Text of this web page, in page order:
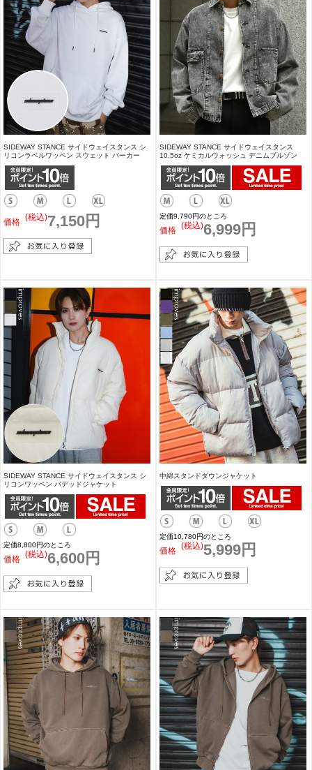
SIDEWAY STANCE サイドウェイスタンス シ
リコンラベルワッペン スウェット パーカー
価格 7,150円
(税込)
SIDEWAY STANCE サイドウェイスタンス
10.5oz ケミカルウォッシュ デニムブルゾン
定価9,790円のところ
価格 6,999円
(税込)
SIDEWAY STANCE サイドウェイスタンス シ
リコンワッペン パデッドジャケット
定価8,800円のところ
価格 6,600円
(税込)
中綿スタンドダウンジャケット
定価10,780円のところ
価格 5,999円
(税込)